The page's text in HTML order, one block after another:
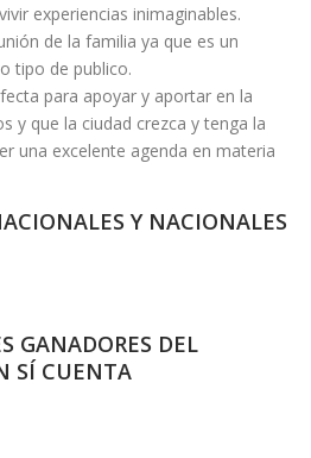
experiencias inimaginables.
de la familia ya que es un
tipo de publico.
para apoyar y aportar en la
y que la ciudad crezca y tenga la
una excelente agenda en materia
Y NACIONALES
GANADORES DEL
SÍ CUENTA